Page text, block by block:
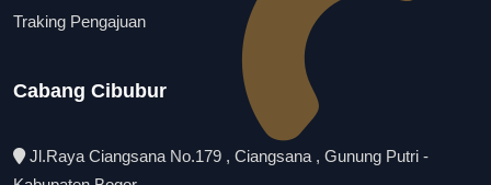
Traking Pengajuan
Cabang Cibubur
Jl.Raya Ciangsana No.179 , Ciangsana , Gunung Putri -